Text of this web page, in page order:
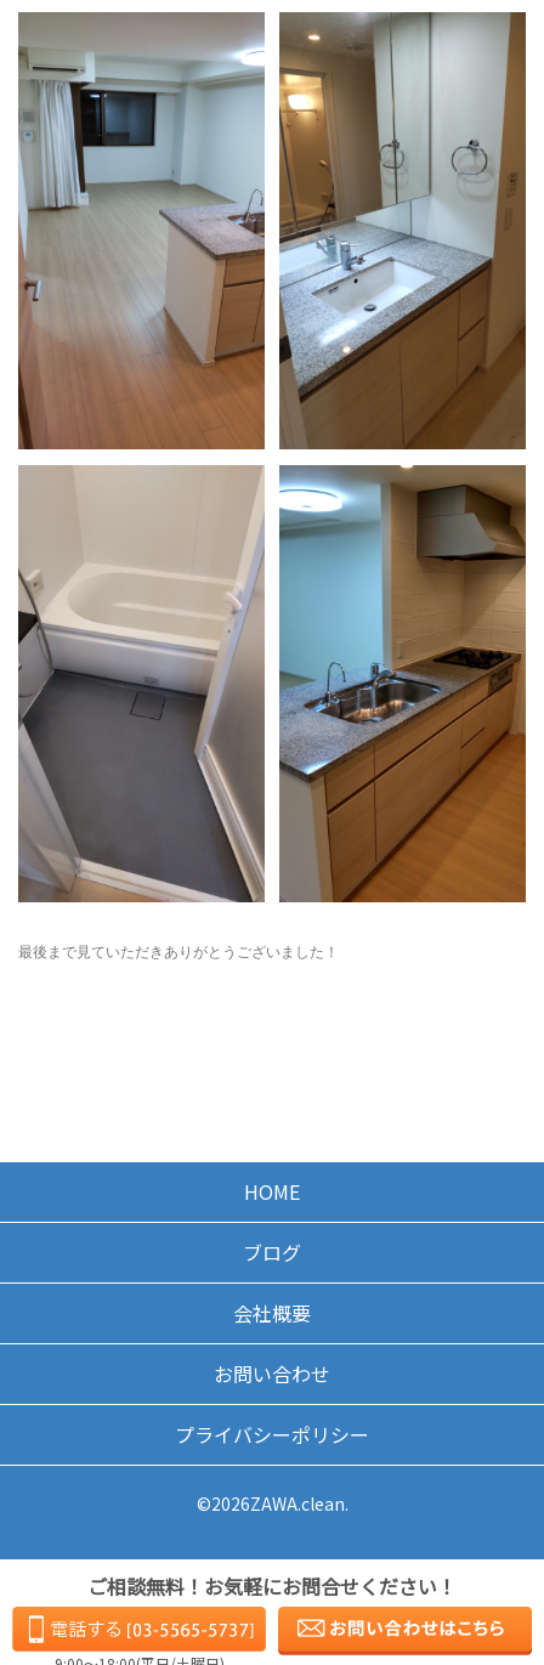
最後まで見ていただきありがとうございました！
ご相談無料！お気軽にお問合せください！
HOME
ブログ
会社概要
お問い合わせ
プライバシーポリシー
©2026ZAWA.clean.